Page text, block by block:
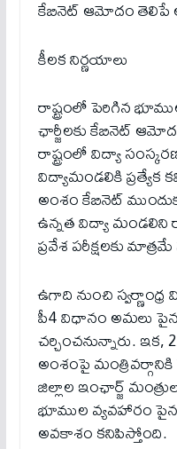
కేబినెట్ ఆమోదం తెలిపే
కీలక నిర్ణయాలు
రాష్ట్రంలో పెరిగిన
ఛార్జీలకు కేబినెట్
రాష్ట్రంలో విద్యా
విద్యామండలికి ప్రత్యేక
అంశం కేబినెట్
ఉన్నత విద్యా మండలిని
ప్రవేశ పరీక్షలకు
ఉగాది నుంచి
పీ4 విధానం అమలు
చర్చించనున్నారు. ఇక,
అంశంపై
జిల్లాల ఇంఛార్జ్
భూముల వ్యవహారం
అవకాశం కనిపిస్తోంది.